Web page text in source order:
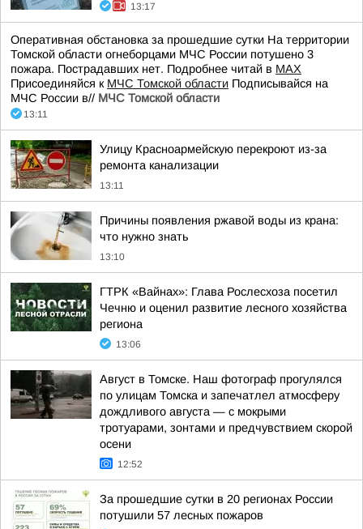
13:17
Оперативная обстановка за прошедшие сутки На территории
Томской области огнеборцами МЧС России потушено 3
пожара. Пострадавших нет. Подробнее читай в МАХ
Присоединяйся к МЧС Томской области Подписывайся на
МЧС России в// МЧС Томской области
13:11
Улицу Красноармейскую перекроют из-за
ремонта канализации
13:11
Причины появления ржавой воды из крана:
что нужно знать
13:10
ГТРК «Вайнах»: Глава Рослесхоза посетил
Чечню и оценил развитие лесного хозяйства
региона
13:06
Август в Томске. Наш фотограф прогулялся
по улицам Томска и запечатлел атмосферу
дождливого августа — с мокрыми
тротуарами, зонтами и предчувствием скорой
осени
12:52
За прошедшие сутки в 20 регионах России
потушили 57 лесных пожаров